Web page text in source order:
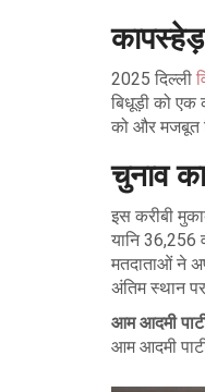
2025 दिल्ली
बिधूड़ी को एक
को और मजबूत
चुनाव
इस करीबी
यानि 36,256
मतदाताओं ने
अंतिम स्थान
आम आदमी
आम आदमी